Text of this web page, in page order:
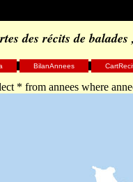
des récits de
BilanAnnees
* from annees where